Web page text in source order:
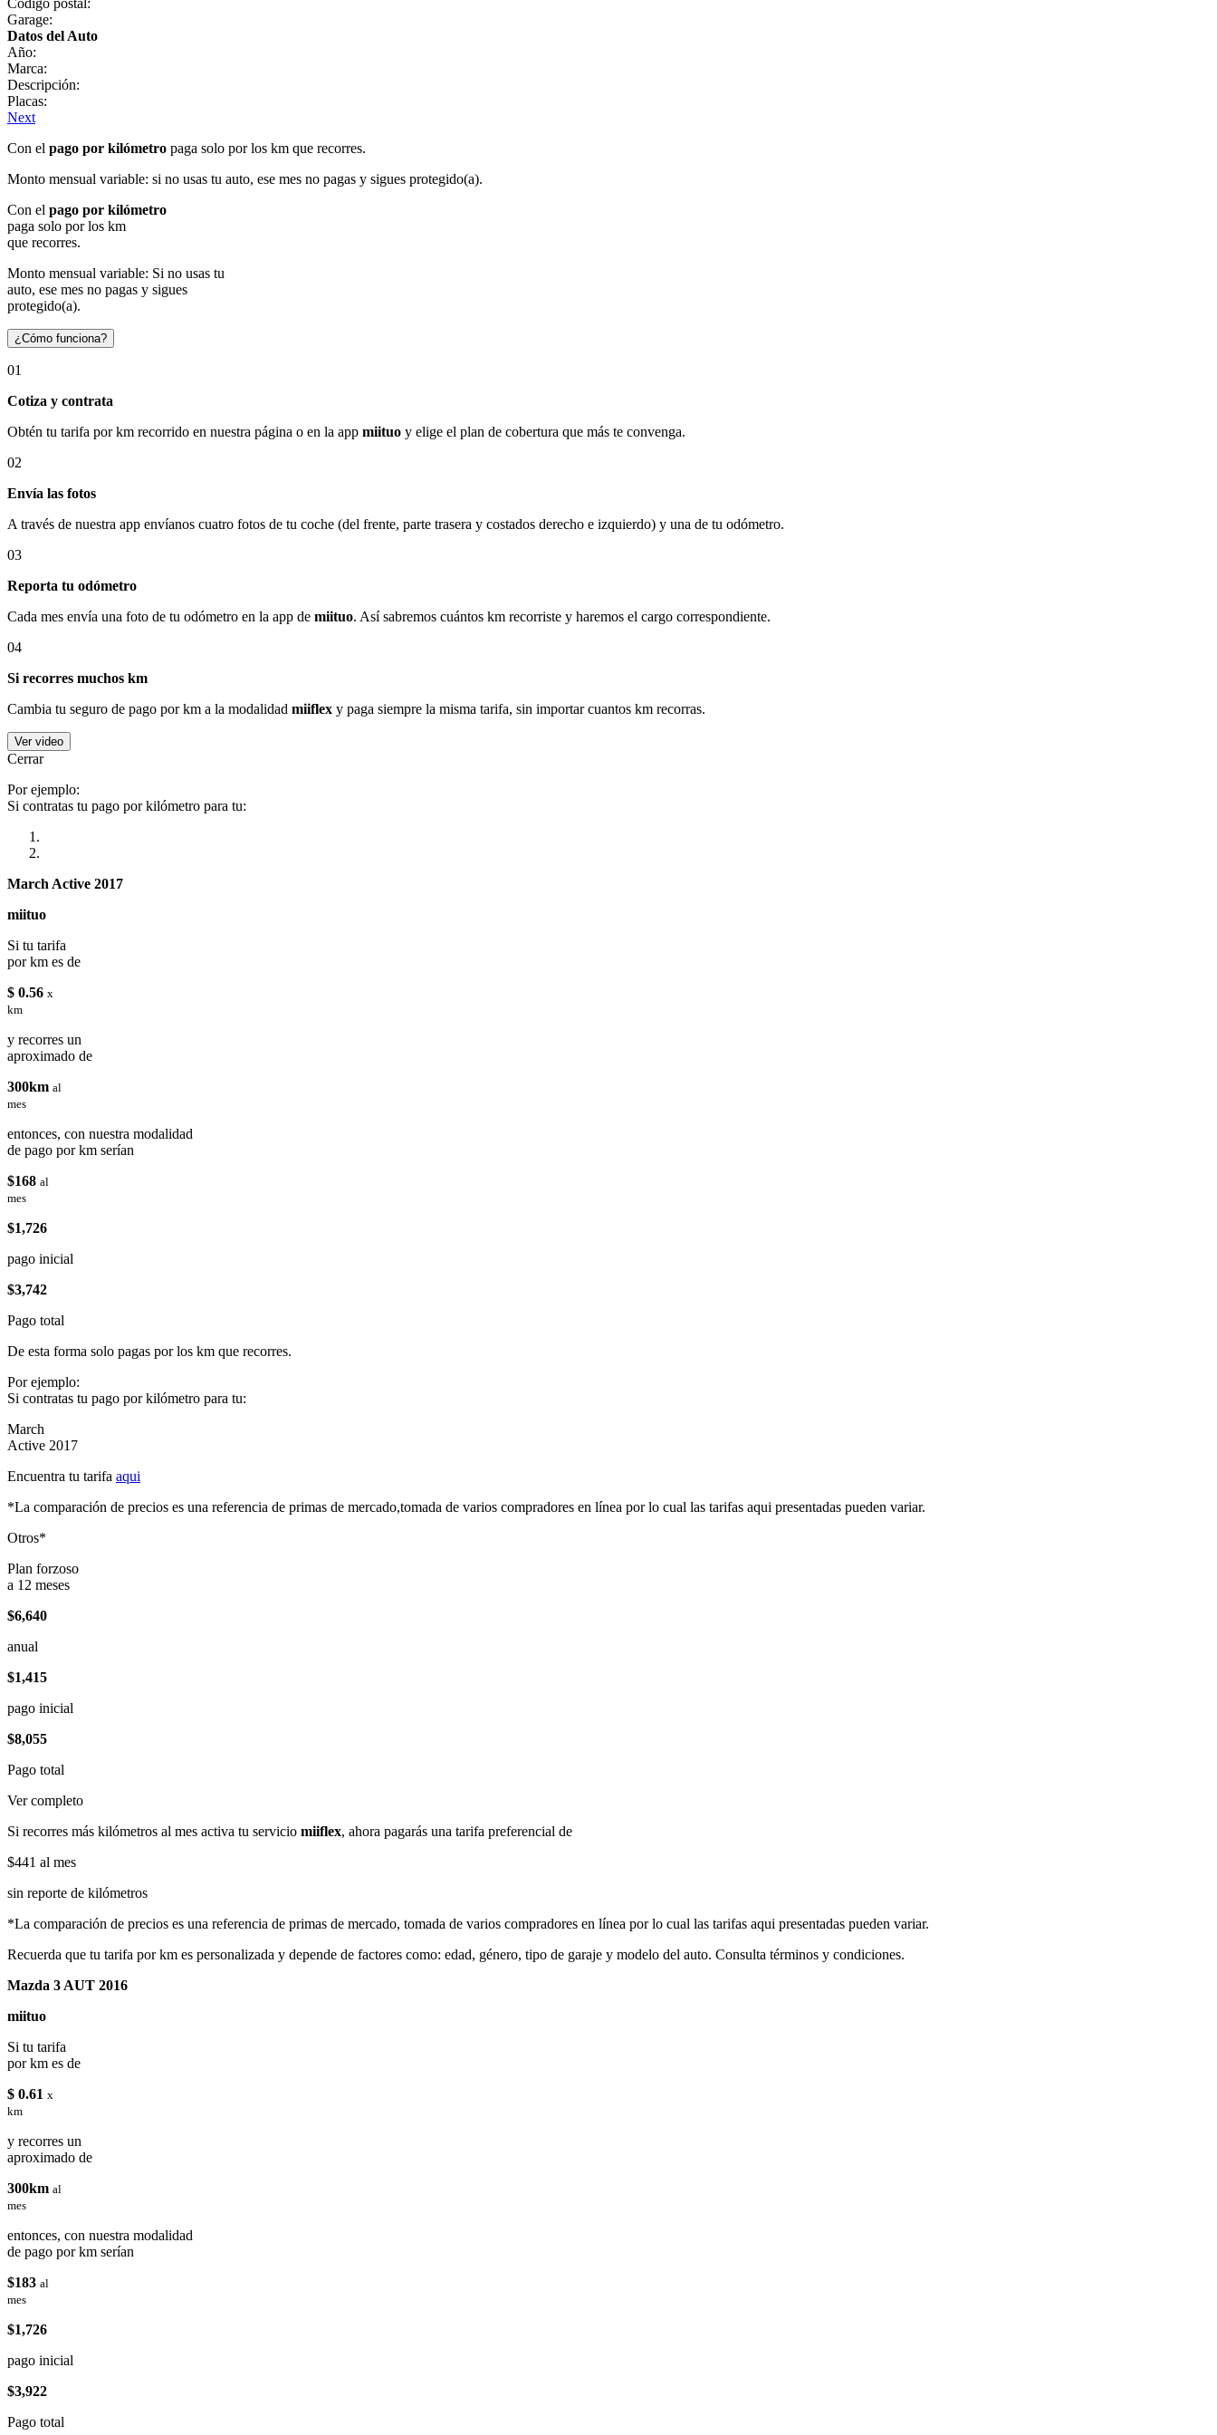
Garage:
Datos del Auto
Año:
Marca:
Descripción:
Placas:
Next
Con el pago por kilómetro paga solo por los km que recorres.
Monto mensual variable: si no usas tu auto, ese mes no pagas y sigues protegido(a).
Con el pago por kilómetro
paga solo por los km
que recorres.
Monto mensual variable: Si no usas tu
auto, ese mes no pagas y sigues
protegido(a).
¿Cómo funciona?
01
Cotiza y contrata
Obtén tu tarifa por km recorrido en nuestra página o en la app miituo y elige el plan de cobertura que más te convenga.
02
Envía las fotos
A través de nuestra app envíanos cuatro fotos de tu coche (del frente, parte trasera y costados derecho e izquierdo) y una de tu odómetro.
03
Reporta tu odómetro
Cada mes envía una foto de tu odómetro en la app de miituo. Así sabremos cuántos km recorriste y haremos el cargo correspondiente.
04
Si recorres muchos km
Cambia tu seguro de pago por km a la modalidad miiflex y paga siempre la misma tarifa, sin importar cuantos km recorras.
Ver video
Cerrar
Por ejemplo:
Si contratas tu pago por kilómetro para tu:
March Active 2017
miituo
Si tu tarifa
por km es de
$ 0.56 x
km
y recorres un
aproximado de
300km al
mes
entonces, con nuestra modalidad
de pago por km serían
$168 al
mes
$1,726
pago inicial
$3,742
Pago total
De esta forma solo pagas por los km que recorres.
Por ejemplo:
Si contratas tu pago por kilómetro para tu:
March
Active 2017
Encuentra tu tarifa aqui
*La comparación de precios es una referencia de primas de mercado,tomada de varios compradores en línea por lo cual las tarifas aqui presentadas pueden variar.
Otros*
Plan forzoso
a 12 meses
$6,640
anual
$1,415
pago inicial
$8,055
Pago total
Ver completo
Si recorres más kilómetros al mes activa tu servicio miiflex, ahora pagarás una tarifa preferencial de
$441 al mes
sin reporte de kilómetros
*La comparación de precios es una referencia de primas de mercado, tomada de varios compradores en línea por lo cual las tarifas aqui presentadas pueden variar.
Recuerda que tu tarifa por km es personalizada y depende de factores como: edad, género, tipo de garaje y modelo del auto. Consulta términos y condiciones.
Mazda 3 AUT 2016
miituo
Si tu tarifa
por km es de
$ 0.61 x
km
y recorres un
aproximado de
300km al
mes
entonces, con nuestra modalidad
de pago por km serían
$183 al
mes
$1,726
pago inicial
$3,922
Pago total